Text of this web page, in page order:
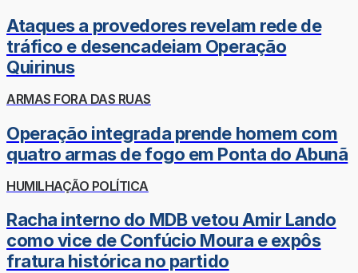
Ataques a provedores revelam rede de
tráfico e desencadeiam Operação
Quirinus
ARMAS FORA DAS RUAS
Operação integrada prende homem com
quatro armas de fogo em Ponta do Abunã
HUMILHAÇÃO POLÍTICA
Racha interno do MDB vetou Amir Lando
como vice de Confúcio Moura e expôs
fratura histórica no partido